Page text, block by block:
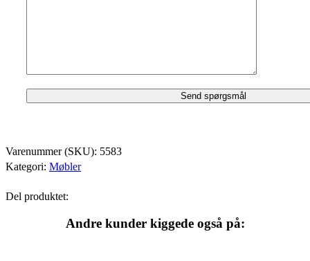
Varenummer (SKU): 5583
Kategori: Møbler
Del produktet:
Andre kunder kiggede også på: